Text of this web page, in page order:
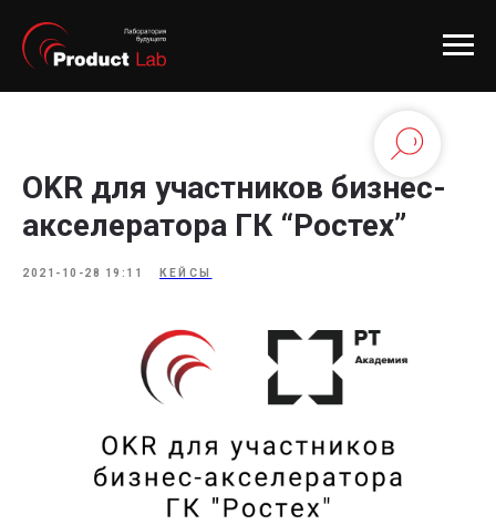
OKR для участников бизнес-
акселератора ГК “Ростех”
2021-10-28 19:11 КЕЙСЫ